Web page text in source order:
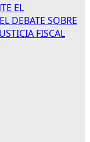
EL
DEBATE SOBRE
FISCAL